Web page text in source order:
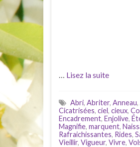
… Lisez la suite
Abri, Abriter, Anneau,
Cicatrisées, ciel, cieux,
Encadrement, Enjolive,
Magnifie, marquent,
Rafraichissantes, Rides,
Vieillir, Vigueur, Vivre,